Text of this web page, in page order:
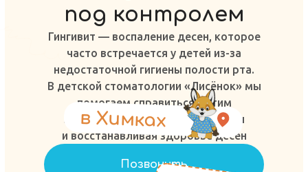
под контролем
Гингивит — воспаление десен, которое
часто встречается у детей из-за
недостаточной гигиены полости рта.
В детской стоматологии «Лисёнок» мы
помогаем справиться с этим
заболеванием, устраняя причины
и восстанавливая здоровье десен
Позвонить
в Xимках